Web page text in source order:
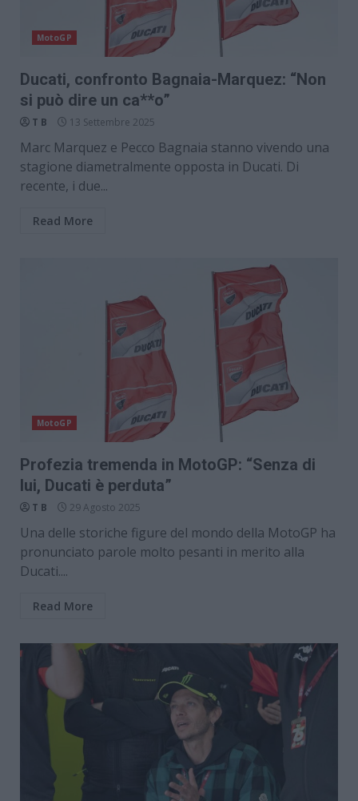
MotoGP
Ducati, confronto Bagnaia-Marquez: “Non
si può dire un ca**o”
T B 13 Settembre 2025
Marc Marquez e Pecco Bagnaia stanno vivendo una
stagione diametralmente opposta in Ducati. Di
recente, i due...
Read More
MotoGP
Profezia tremenda in MotoGP: “Senza di
lui, Ducati è perduta”
T B 29 Agosto 2025
Una delle storiche figure del mondo della MotoGP ha
pronunciato parole molto pesanti in merito alla
Ducati....
Read More